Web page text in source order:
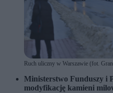
Ruch uliczny w Warszawie (fot.
Ministerstwo Funduszy i
modyfikację kamieni